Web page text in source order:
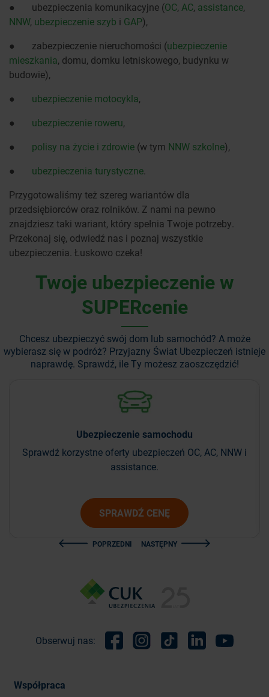
● ubezpieczenia komunikacyjne (OC, AC, assistance,
NNW, ubezpieczenie szyb i GAP),
● zabezpieczenie nieruchomości (ubezpieczenie
mieszkania, domu, domku letniskowego, budynku w
budowie),
● ubezpieczenie motocykla,
● ubezpieczenie roweru,
● polisy na życie i zdrowie (w tym NNW szkolne),
● ubezpieczenia turystyczne.
Przygotowaliśmy też szereg wariantów dla
przedsiębiorców oraz rolników. Z nami na pewno
znajdziesz taki wariant, który spełnia Twoje potrzeby.
Przekonaj się, odwiedź nas i poznaj wszystkie
ubezpieczenia. Łuskowo czeka!
Twoje ubezpieczenie w
SUPERcenie
Chcesz ubezpieczyć swój dom lub samochód? A może
wybierasz się w podróż? Przyjazny Świat Ubezpieczeń istnieje
naprawdę. Sprawdź, ile Ty możesz zaoszczędzić!
Ubezpieczenie samochodu
Sprawdź korzystne oferty ubezpieczeń OC, AC, NNW i
assistance.
SPRAWDŹ CENĘ
POPRZEDNI NASTĘPNY
Obserwuj nas:
Współpraca